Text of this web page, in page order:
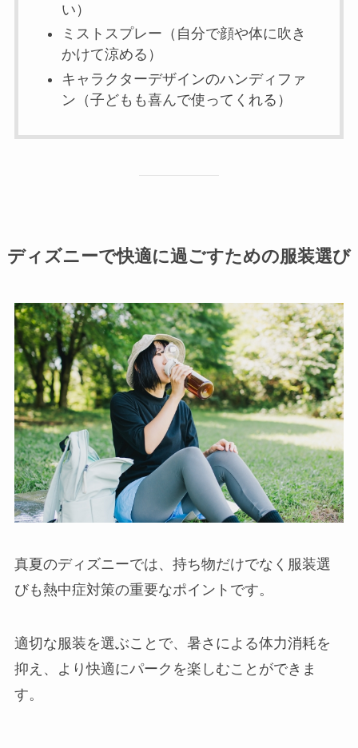
い）
ミストスプレー（自分で顔や体に吹き
かけて涼める）
キャラクターデザインのハンディファ
ン（子どもも喜んで使ってくれる）
ディズニーで快適に過ごすための服装選び
真夏のディズニーでは、持ち物だけでなく服装選
びも熱中症対策の重要なポイントです。
適切な服装を選ぶことで、暑さによる体力消耗を
抑え、より快適にパークを楽しむことができま
す。